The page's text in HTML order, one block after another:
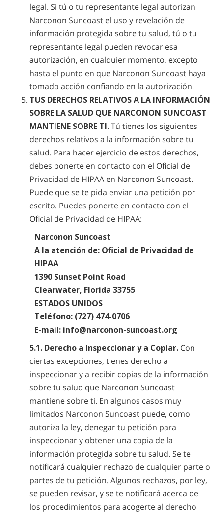
legal. Si tú o tu representante legal autorizan
Narconon Suncoast el uso y revelación de
información protegida sobre tu salud, tú o tu
representante legal pueden revocar esa
autorización, en cualquier momento, excepto
hasta el punto en que Narconon Suncoast haya
tomado acción confiando en la autorización.
TUS DERECHOS RELATIVOS A LA INFORMACIÓN
SOBRE LA SALUD QUE NARCONON SUNCOAST
MANTIENE SOBRE TI.Tú tienes los siguientes
derechos relativos a la información sobre tu
salud. Para hacer ejercicio de estos derechos,
debes ponerte en contacto con el Oficial de
Privacidad de HIPAA en Narconon Suncoast.
Puede que se te pida enviar una petición por
escrito. Puedes ponerte en contacto con el
Oficial de Privacidad de HIPAA:
Narconon Suncoast
A la atención de: Oficial de Privacidad de
HIPAA
1390 Sunset Point Road
Clearwater, Florida 33755
ESTADOS UNIDOS
Teléfono: (727) 474-0706
E-mail: info@narconon-suncoast.org
5.1. Derecho a Inspeccionar y a Copiar. Con
ciertas excepciones, tienes derecho a
inspeccionar y a recibir copias de la información
sobre tu salud que Narconon Suncoast
mantiene sobre ti. En algunos casos muy
limitados Narconon Suncoast puede, como
autoriza la ley, denegar tu petición para
inspeccionar y obtener una copia de la
información protegida sobre tu salud. Se te
notificará cualquier rechazo de cualquier parte o
partes de tu petición. Algunos rechazos, por ley,
se pueden revisar, y se te notificará acerca de
los procedimientos para acogerte al derecho